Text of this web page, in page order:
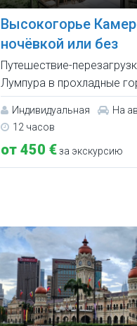
Высокогорье
ночёвкой или без
Путешествие-
Лумпура в прохладные
Индивидуальная
На
12 часов
от 450 €за экскурсию